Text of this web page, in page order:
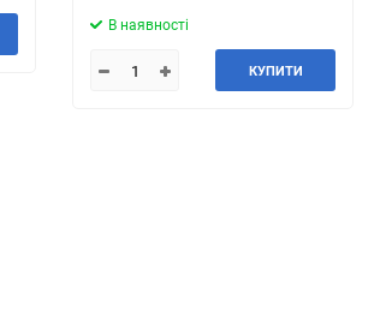
В наявності
КУПИТИ